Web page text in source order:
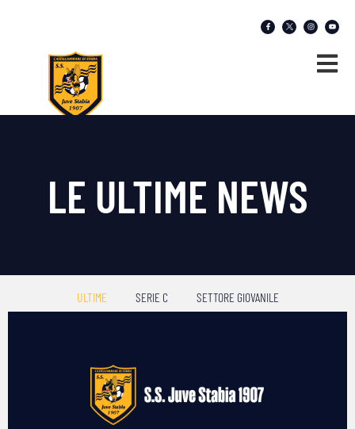
LE ULTIME NEWS
ULTIME SERIE C SETTORE GIOVANILE